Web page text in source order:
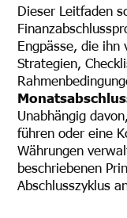
Dieser Leitfaden
Engpässe, die
Strategien,
Unabhängig
führen oder eine
Währungen
beschriebenen
Abschlusszyklus